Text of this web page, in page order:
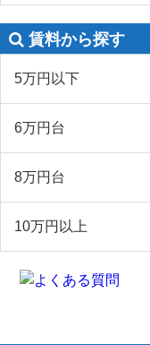
賃料から探す
5万円以下
6万円台
8万円台
10万円以上